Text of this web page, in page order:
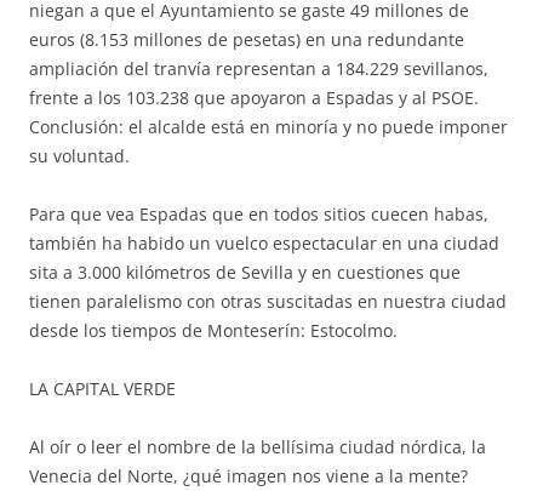
niegan a que el Ayuntamiento se gaste 49 millones de
euros (8.153 millones de pesetas) en una redundante
ampliación del tranvía representan a 184.229 sevillanos,
frente a los 103.238 que apoyaron a Espadas y al PSOE.
Conclusión: el alcalde está en minoría y no puede imponer
su voluntad.
Para que vea Espadas que en todos sitios cuecen habas,
también ha habido un vuelco espectacular en una ciudad
sita a 3.000 kilómetros de Sevilla y en cuestiones que
tienen paralelismo con otras suscitadas en nuestra ciudad
desde los tiempos de Monteserín: Estocolmo.
LA CAPITAL VERDE
Al oír o leer el nombre de la bellísima ciudad nórdica, la
Venecia del Norte, ¿qué imagen nos viene a la mente?